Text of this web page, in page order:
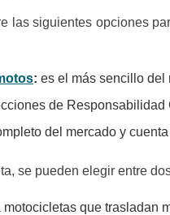
las siguientes opciones
: es el más sencillo del
de
del mercado y
se pueden elegir entre
motocicletas que trasladan